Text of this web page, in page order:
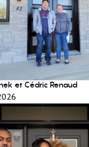
et Cédric Renaud